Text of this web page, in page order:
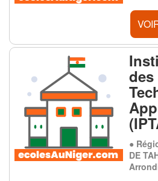
des
●
DE